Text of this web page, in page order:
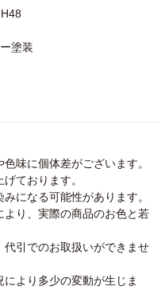
塗装
味に個体差がございます。
ております。
になる可能性があります。
り、実際の商品のお色と若
引でのお取扱いができませ
より多少の変動が生じま